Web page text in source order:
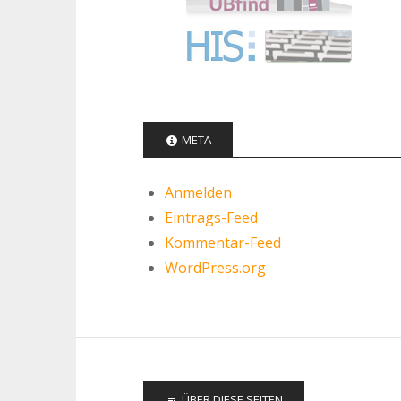
META
Anmelden
Eintrags-Feed
Kommentar-Feed
WordPress.org